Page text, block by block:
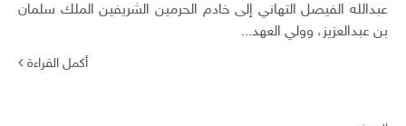
عبدالله الفيصل التهاني إلى خادم الحرمين الشريفين الملك سلمان
بن عبدالعزيز، وولي العهد...
أكمل القراءة